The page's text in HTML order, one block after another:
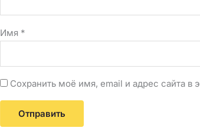
Имя *
Сохранить моё имя, email и адрес сайта